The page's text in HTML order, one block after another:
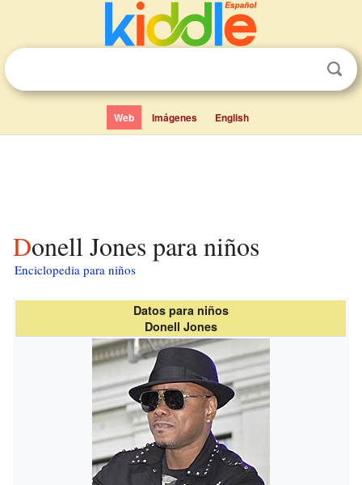
Web Imágenes English
Donell Jones para niños
Enciclopedia para niños
Datos para niños
Donell Jones